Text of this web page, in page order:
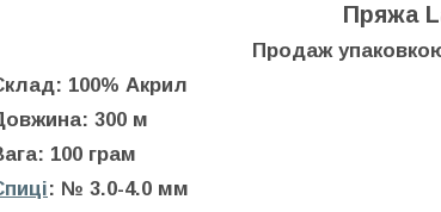
Пряжа
Продаж
100% Акрил
300 м
100 грам
: № 3.0-4.0 мм